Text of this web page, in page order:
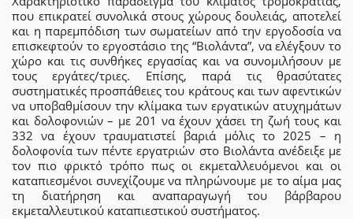
που επικρατεί συνολικά στους χώρους δουλειάς, αποτελεί
και η παρεμπόδιση των σωματείων από την εργοδοσία να
επισκεφτούν το εργοστάσιο της “Βιολάντα”, να ελέγξουν το
χώρο και τις συνθήκες εργασίας και να συνομιλήσουν με
τους εργάτες/τριες. Επίσης, παρά τις θρασύτατες
συστηματικές προσπάθειες του κράτους και των αφεντικών
να υποβαθμίσουν την κλίμακα των εργατικών ατυχημάτων
και δολοφονιών – με 201 να έχουν χάσει τη ζωή τους και
332 να έχουν τραυματιστεί βαριά μόλις το 2025 – η
δολοφονία των πέντε εργατριών στο Βιολάντα ανέδειξε με
τον πιο φρικτό τρόπο πως οι εκμεταλλευόμενοι και οι
καταπιεσμένοι συνεχίζουμε να πληρώνουμε με το αίμα μας
τη διατήρηση και αναπαραγωγή του βάρβαρου
εκμεταλλευτικού καταπιεστικού συστήματος.